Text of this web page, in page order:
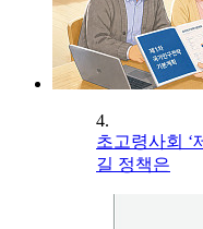
4.
초고령사회 ‘
길 정책은